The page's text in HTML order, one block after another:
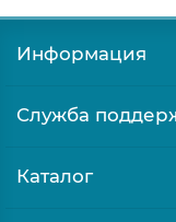
Информация
Служба
Каталог